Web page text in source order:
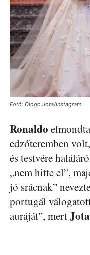
Fotó: Diogo Jota/Instagram
Ronaldo
edzőteremben
és testvére
„nem hitte el”,
jó srácnak”
portugál
auráját”, mertJota